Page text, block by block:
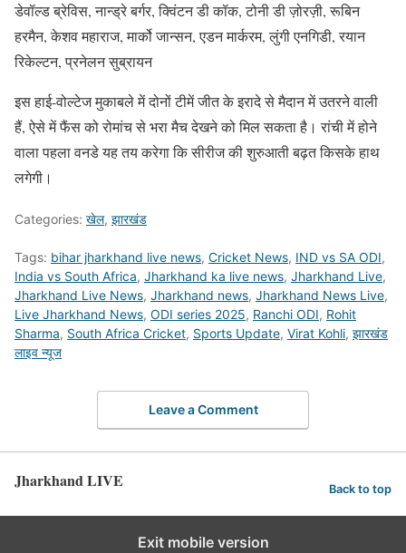
डेवॉल्ड ब्रेविस, नान्ड्रे बर्गर, क्विंटन डी कॉक, टोनी डी ज़ोरज़ी, रूबिन
हरमैन, केशव महाराज, मार्को जान्सन, एडन मार्करम, लुंगी एनगिडी, रयान
रिकेल्टन, प्रनेलन सुब्रायन
इस हाई-वोल्टेज मुकाबले में दोनों टीमें जीत के इरादे से मैदान में उतरने वाली
हैं, ऐसे में फैंस को रोमांच से भरा मैच देखने को मिल सकता है। रांची में होने
वाला पहला वनडे यह तय करेगा कि सीरीज की शुरुआती बढ़त किसके हाथ
लगेगी।
Categories: खेल, झारखंड
Tags: bihar jharkhand live news, Cricket News, IND vs SA ODI,
India vs South Africa, Jharkhand ka live news, Jharkhand Live,
Jharkhand Live News, Jharkhand news, Jharkhand News Live,
Live Jharkhand News, ODI series 2025, Ranchi ODI, Rohit
Sharma, South Africa Cricket, Sports Update, Virat Kohli, झारखंड
लाइव न्यूज
Leave a Comment
Jharkhand LIVE Back to top
Exit mobile version